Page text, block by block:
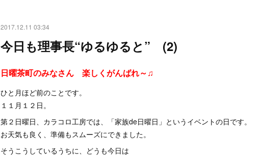
2017.12.11 03:34
今日も理事長“ゆるゆると” (2)
日曜茶町のみなさん 楽しくがんばれ～♫
ひと月ほど前のことです。
１１月１２日。
第２日曜日、カラコロ工房では、「家族de日曜日」というイベントの日です。
お天気も良く、準備もスムーズにできました。
そうこうしているうちに、どうも今日は